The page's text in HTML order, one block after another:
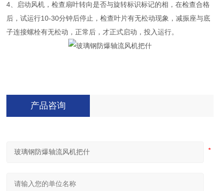
4、启动风机，检查扇叶转向是否与旋转标识标记的相，在检查合格
后，试运行10-30分钟后停止，检查叶片有无松动现象，减振座与底
子连接螺栓有无松动，正常后，才正式启动，投入运行。
产品咨询